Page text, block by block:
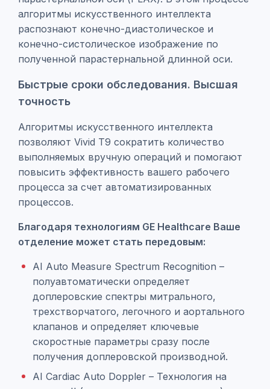
алгоритмы искусственного интеллекта
распознают конечно-диастолическое и
конечно-систолическое изображение по
полученной парастернальной длинной оси.
Быстрые сроки обследования. Высшая
точность
Алгоритмы искусственного интеллекта
позволяют Vivid T9 сократить количество
выполняемых вручную операций и помогают
повысить эффективность вашего рабочего
процесса за счет автоматизированных
процессов.
Благодаря технологиям GE Healthcare Ваше
отделение может стать передовым:
AI Auto Measure Spectrum Recognition –
полуавтоматически определяет
доплеровские спектры митрального,
трехстворчатого, легочного и аортального
клапанов и определяет ключевые
скоростные параметры сразу после
получения доплеровской производной.
AI Cardiac Auto Doppler – Технология на